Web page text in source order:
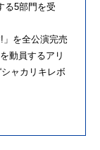
る5部門を受
」を全公演完売
動員するアリ
ャカリキレボ